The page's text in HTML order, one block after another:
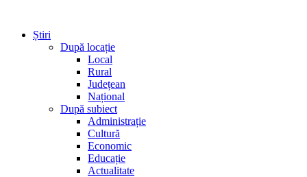
Știri
După locație
Local
Rural
Județean
Național
După subiect
Administrație
Cultură
Economic
Educație
Actualitate